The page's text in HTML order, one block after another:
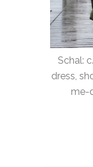
Schal:
dress,
me-